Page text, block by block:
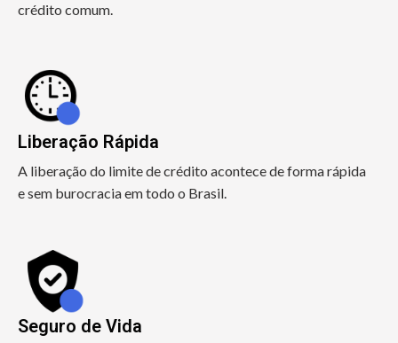
crédito comum.
Liberação Rápida
A liberação do limite de crédito acontece de forma rápida
e sem burocracia em todo o Brasil.
Seguro de Vida